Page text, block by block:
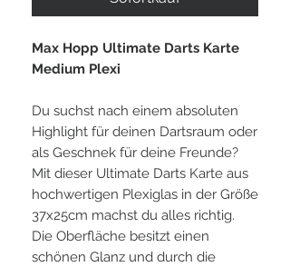
Max Hopp Ultimate Darts Karte
Medium Plexi
Du suchst nach einem absoluten
Highlight für deinen Dartsraum oder
als Geschnek für deine Freunde?
Mit dieser Ultimate Darts Karte aus
hochwertigen Plexiglas in der Größe
37x25cm machst du alles richtig.
Die Oberfläche besitzt einen
schönen Glanz und durch die